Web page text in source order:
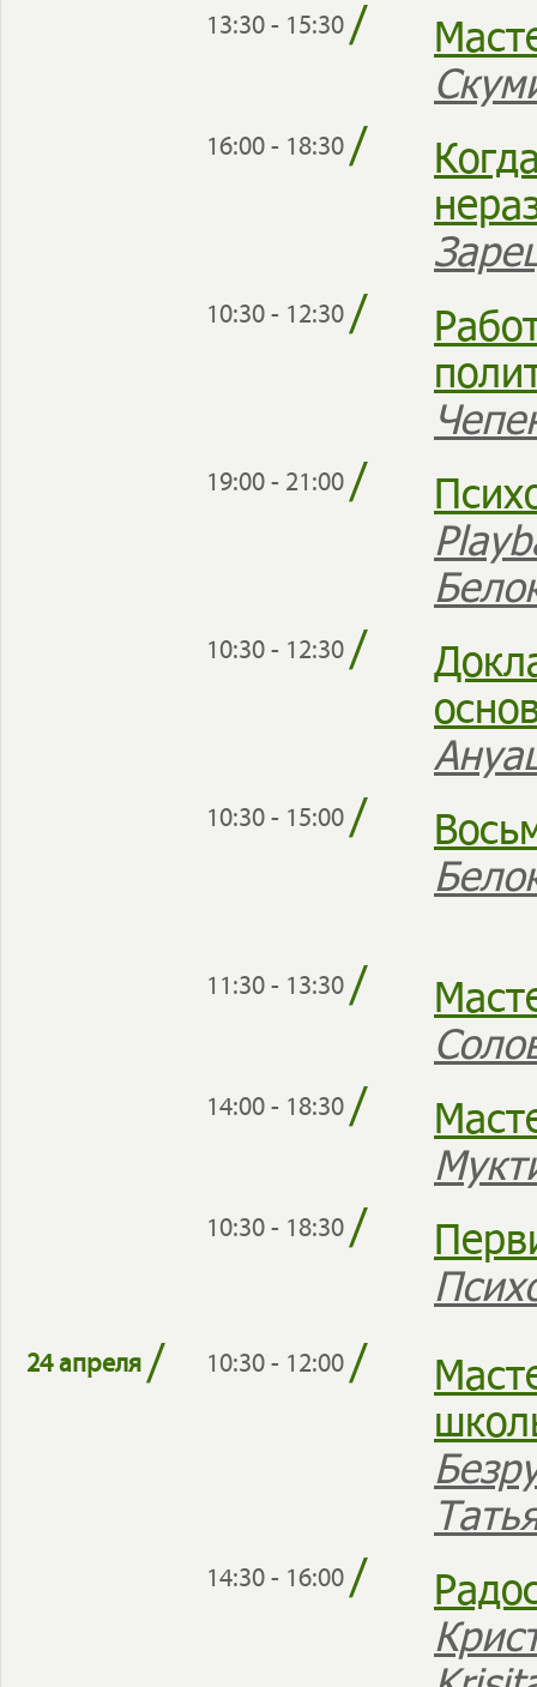
13:30 - 15:30/
16:00 - 18:30/
10:30 - 12:30/
19:00 - 21:00/
10:30 - 12:30/
10:30 - 15:00/
11:30 - 13:30/
14:00 - 18:30/
10:30 - 18:30/
24 апреля/ 10:30 - 12:00/
14:30 - 16:00/